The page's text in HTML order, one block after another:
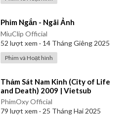
⁣Phim Ngắn - Ngãi Ảnh
MiuClip Official
52 lượt xem · 14 Tháng Giêng 2025
Phim và Hoạt hình
⁣Thảm Sát Nam Kinh (City of Life
and Death) 2009 | Vietsub
PhimOxy Official
79 lượt xem · 25 Tháng Hai 2025